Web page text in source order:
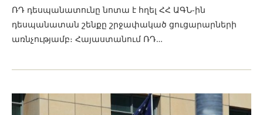
ՌԴ դեսպանատունը նոտա է հղել ՀՀ ԱԳՆ-ին
դեսպանատան շենքը շրջափակած ցուցարարների
առնչությամբ։ Հայաստանում ՌԴ…